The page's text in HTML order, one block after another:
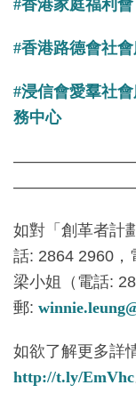
#香港家庭福利會
#香港路德會社
#浸信會愛羣社
務中心
如對「創革者計
話: 2864 2960，
梁小姐（電話:
郵:
如欲了解更多詳
http://t.ly/EmVhc